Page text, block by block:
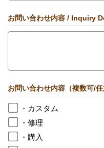
お問い合わせ内容 / Inquiry
お問い合わせ内容（複数可/任
・カスタム
・修理
・購入